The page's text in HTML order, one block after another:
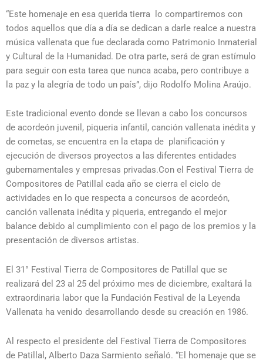
“Este homenaje en esa querida tierra lo compartiremos con
todos aquellos que día a día se dedican a darle realce a nuestra
música vallenata que fue declarada como Patrimonio Inmaterial
y Cultural de la Humanidad. De otra parte, será de gran estímulo
para seguir con esta tarea que nunca acaba, pero contribuye a
la paz y la alegría de todo un país”, dijo Rodolfo Molina Araújo.
Este tradicional evento donde se llevan a cabo los concursos
de acordeón juvenil, piqueria infantil, canción vallenata inédita y
de cometas, se encuentra en la etapa de planificación y
ejecución de diversos proyectos a las diferentes entidades
gubernamentales y empresas privadas.Con el Festival Tierra de
Compositores de Patillal cada año se cierra el ciclo de
actividades en lo que respecta a concursos de acordeón,
canción vallenata inédita y piqueria, entregando el mejor
balance debido al cumplimiento con el pago de los premios y la
presentación de diversos artistas.
El 31° Festival Tierra de Compositores de Patillal que se
realizará del 23 al 25 del próximo mes de diciembre, exaltará la
extraordinaria labor que la Fundación Festival de la Leyenda
Vallenata ha venido desarrollando desde su creación en 1986.
Al respecto el presidente del Festival Tierra de Compositores
de Patillal, Alberto Daza Sarmiento señaló. “El homenaje que se